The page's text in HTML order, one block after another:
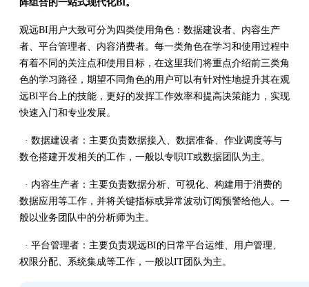
阵组合的一站式现代化BI。
观远BI用户大致可分为四类使用角色：数据建设者、内容生产
者、平台管理者、内容消费者。每一类角色在学习和使用过程中
有着不同的关注点和使用目标，在这里我们将重点介绍前三类角
色的学习路径，期望不同角色的用户可以有针对性地提升其在观
远BI平台上的技能，更好的发挥工作效率和提高决策能力，实现
快速入门和专业发展。
· 数据建设者：主要负责数据接入、数据准备、作业调度等与
数仓搭建开发相关的工作，一般以专职IT或数据团队为主。
· 内容生产者：主要负责数据分析、可视化、构建用于消费的
数据应用等工作，并将关键指标或异常波动订阅预警给他人。一
般以业务团队中的分析师为主。
· 平台管理者：主要负责观远BI的日常平台运维、用户管理、
权限分配、系统集成等工作，一般以IT团队为主。